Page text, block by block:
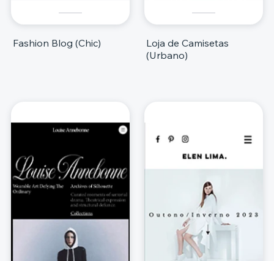
Fashion Blog (Chic)
Loja de Camisetas
(Urbano)